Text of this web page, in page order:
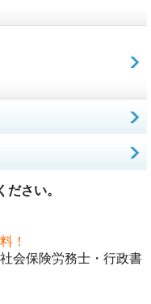
さい。
！
会保険労務士・行政書